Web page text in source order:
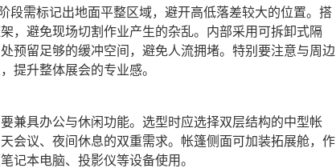
段需标记出地面平整区域，避开高低落差较大的位置。搭
，避免现场切割作业产生的杂乱。内部采用可拆卸式隔
预留足够的缓冲空间，避免人流拥堵。特别要注意与周边
提升整体展会的专业感。
兼具办公与休闲功能。选型时应选择双层结构的中型帐
会议、夜间休息的双重需求。帐篷侧面可加装拓展舱，作
记本电脑、投影仪等设备使用。